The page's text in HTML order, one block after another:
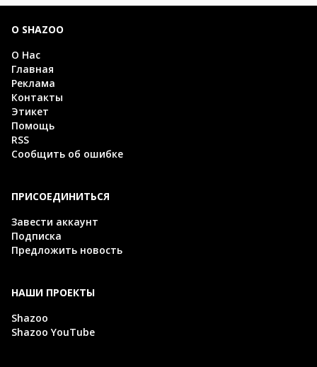
О SHAZOO
О Нас
Главная
Реклама
Контакты
Этикет
Помощь
RSS
Сообщить об ошибке
ПРИСОЕДИНИТЬСЯ
Завести аккаунт
Подписка
Предложить новость
НАШИ ПРОЕКТЫ
Shazoo
Shazoo YouTube